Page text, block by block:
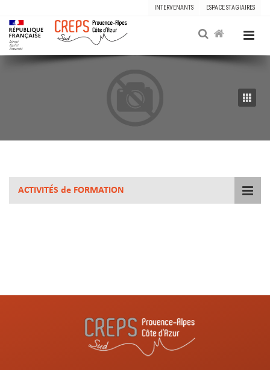
INTERVENANTS ESPACE STAGIAIRES
ACTIVITÉS de FORMATION